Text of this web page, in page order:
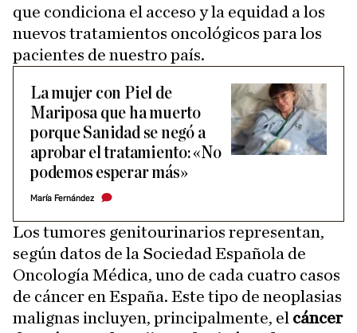
que condiciona el acceso y la equidad a los
nuevos tratamientos oncológicos para los
pacientes de nuestro país.
La mujer con Piel de
Mariposa que ha muerto
porque Sanidad se negó a
aprobar el tratamiento: «No
podemos esperar más»
María Fernández
Los tumores genitourinarios representan,
según datos de la Sociedad Española de
Oncología Médica, uno de cada cuatro casos
de cáncer en España. Este tipo de neoplasias
malignas incluyen, principalmente, el cáncer